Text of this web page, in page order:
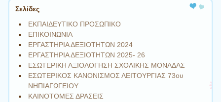
Σελίδες
ΕΚΠΑΙΔΕΥΤΙΚΟ ΠΡΟΣΩΠΙΚΟ
ΕΠΙΚΟΙΝΩΝΙΑ
ΕΡΓΑΣΤΗΡΙΑ ΔΕΞΙΟΤΗΤΩΝ 2024
ΕΡΓΑΣΤΗΡΙΑ ΔΕΞΙΟΤΗΤΩΝ 2025- 26
ΕΣΩΤΕΡΙΚΗ ΑΞΙΟΛΟΓΗΣΗ ΣΧΟΛΙΚΗΣ ΜΟΝΑΔΑΣ
ΕΣΩΤΕΡΙΚΟΣ ΚΑΝΟΝΙΣΜΟΣ ΛΕΙΤΟΥΡΓΙΑΣ 73ου
ΝΗΠΙΑΓΩΓΕΙΟΥ
ΚΑΙΝΟΤΟΜΕΣ ΔΡΑΣΕΙΣ